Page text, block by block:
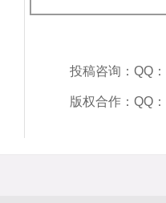
投稿咨询：QQ
版权合作：QQ